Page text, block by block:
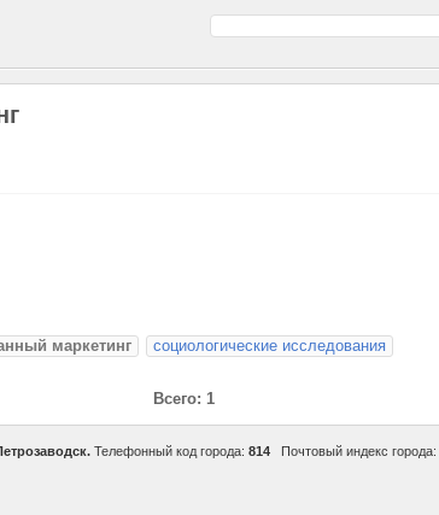
маркетинг
социологические исследования
Всего: 1
Телефонный код города: 814 Почтовый индекс города: